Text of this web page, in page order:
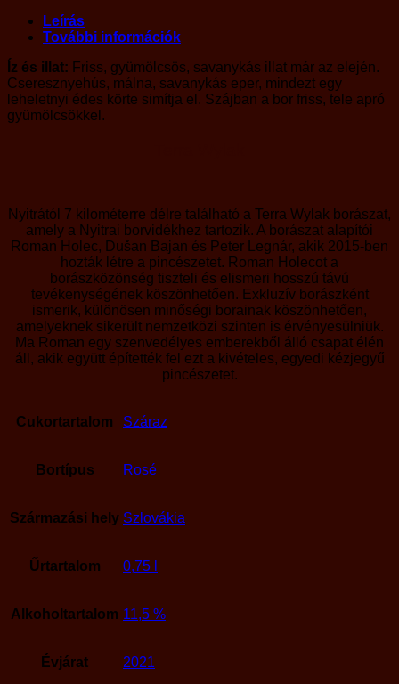
Leírás
További információk
Íz és illat: Friss, gyümölcsös, savanykás illat már az elején.
Cseresznyehús, málna, savanykás eper, mindezt egy
leheletnyi édes körte simítja el. Szájban a bor friss, tele apró
gyümölcsökkel.
Nyitrától 7 kilométerre délre található a Terra Wylak borászat,
amely a Nyitrai borvidékhez tartozik. A borászat alapítói
Roman Holec, Dušan Bajan és Peter Legnár, akik 2015-ben
hozták létre a pincészetet. Roman Holecot a
borászközönség tiszteli és elismeri hosszú távú
tevékenységének köszönhetően. Exkluzív borászként
ismerik, különösen minőségi borainak köszönhetően,
amelyeknek sikerült nemzetközi szinten is érvényesülniük.
Ma Roman egy szenvedélyes emberekből álló csapat élén
áll, akik együtt építették fel ezt a kivételes, egyedi kézjegyű
pincészetet.
Cukortartalom Száraz
Bortípus Rosé
Származási hely Szlovákia
Űrtartalom 0,75 l
Alkoholtartalom 11,5 %
Évjárat 2021